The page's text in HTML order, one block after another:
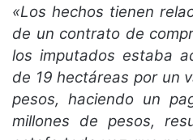
«Los hechos tienen
de un contrato de
los imputados estaba
de 19 hectáreas por un
pesos, haciendo un
millones de pesos,